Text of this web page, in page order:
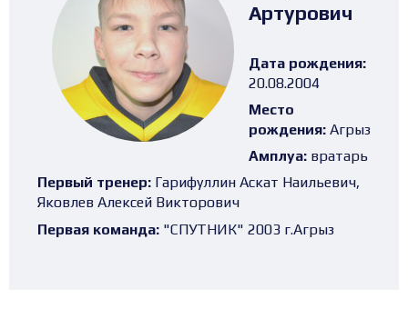
Артурович
Дата рождения:
20.08.2004
Место
рождения: Агрыз
Амплуа: вратарь
Первый тренер: Гарифуллин Аскат Наильевич,
Яковлев Алексей Викторович
Первая команда: "СПУТНИК" 2003 г.Агрыз